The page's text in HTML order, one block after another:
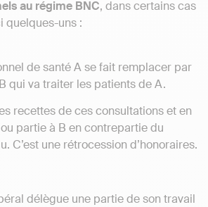
au régime BNC, dans certains cas
quelques-uns :
de santé A se fait remplacer par
qui va traiter les patients de A.
recettes de ces consultations et en
partie à B en contrepartie du
C’est une rétrocession d’honoraires.
délègue une partie de son travail